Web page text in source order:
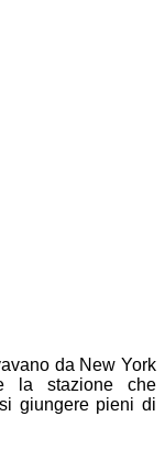
da New York
la stazione che
giungere pieni di